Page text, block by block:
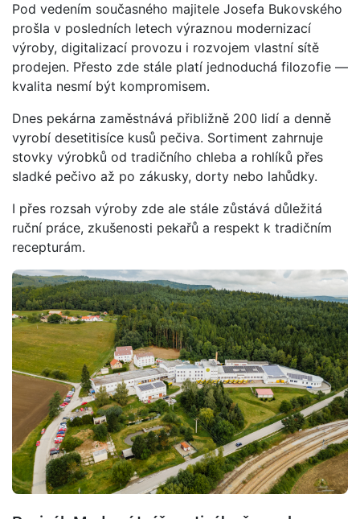
Pod vedením současného majitele Josefa Bukovského
prošla v posledních letech výraznou modernizací
výroby, digitalizací provozu i rozvojem vlastní sítě
prodejen. Přesto zde stále platí jednoduchá filozofie —
kvalita nesmí být kompromisem.
Dnes pekárna zaměstnává přibližně 200 lidí a denně
vyrobí desetitisíce kusů pečiva. Sortiment zahrnuje
stovky výrobků od tradičního chleba a rohlíků přes
sladké pečivo až po zákusky, dorty nebo lahůdky.
I přes rozsah výroby zde ale stále zůstává důležitá
ruční práce, zkušenosti pekařů a respekt k tradičním
recepturám.